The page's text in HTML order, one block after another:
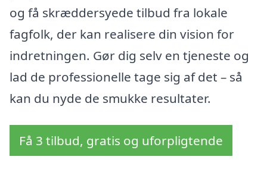
og få skræddersyede tilbud fra lokale
fagfolk, der kan realisere din vision for
indretningen. Gør dig selv en tjeneste og
lad de professionelle tage sig af det – så
kan du nyde de smukke resultater.
Få 3 tilbud, gratis og uforpligtende